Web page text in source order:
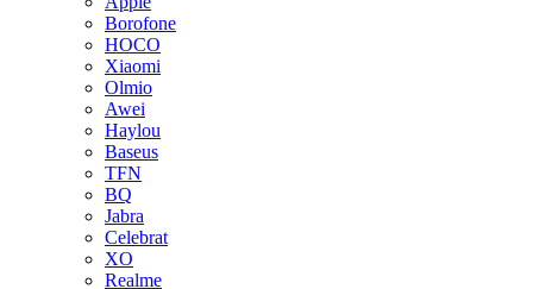
Borofone
HOCO
Xiaomi
Olmio
Awei
Haylou
Baseus
TFN
BQ
Jabra
Celebrat
XO
Realme